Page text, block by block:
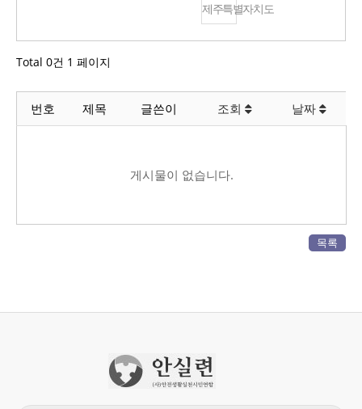
제주특별자치도
Total 0건 1 페이지
번호 제목 글쓴이 조회 날짜
게시물이 없습니다.
목록